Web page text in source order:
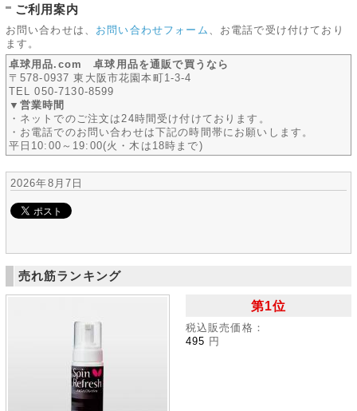
ご利用案内
お問い合わせは、 お問い合わせフォーム 、お電話で受け付けており
ます。
卓球用品.com 卓球用品を通販で買うなら
〒578-0937 東大阪市花園本町1-3-4
TEL 050-7130-8599
▼営業時間
・ネットでのご注文は24時間受け付けております。
・お電話でのお問い合わせは下記の時間帯にお願いします。
平日10:00～19:00(火・木は18時まで)
2026年8月7日
売れ筋ランキング
第1位
税込販売価格：
495 円